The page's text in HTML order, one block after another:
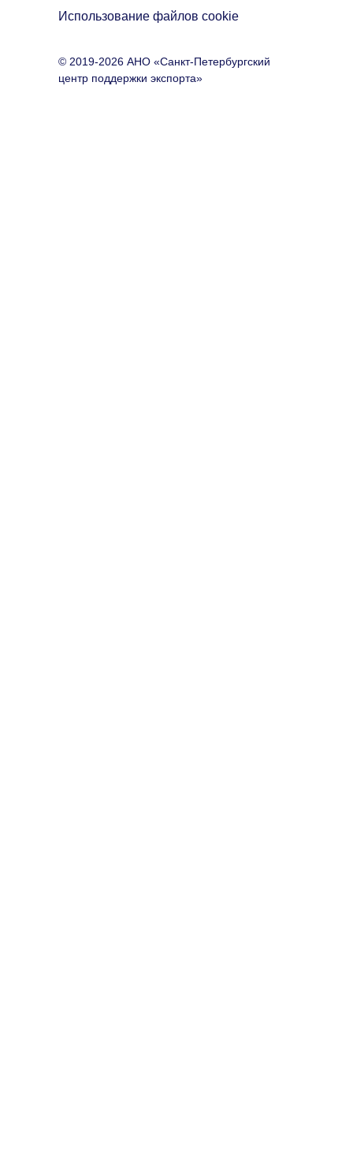
Использование файлов cookie
© 2019-2026 АНО «Санкт-Петербургский
центр поддержки экспорта»